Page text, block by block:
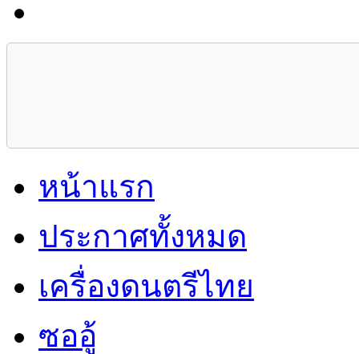
หน้าแรก
ประกาศทั้งหมด
เครื่องดนตรีไทย
ซออู้